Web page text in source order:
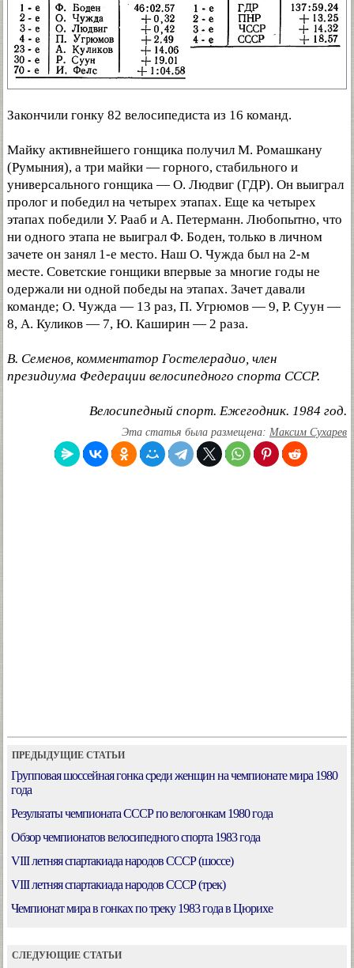
Закончили гонку 82 велосипедиста из 16 команд.
Майку активнейшего гонщика получил М. Ромашкану
(Румыния), а три майки — горного, стабильного и
универсального гонщика — О. Людвиг (ГДР). Он выиграл
пролог и победил на четырех этапах. Еще ка четырех
этапах победили У. Рааб и А. Петерманн. Любопытно, что
ни одного этапа не выиграл Ф. Боден, только в личном
зачете он занял 1-е место. Наш О. Чужда был на 2-м
месте. Советские гонщики впервые за многие годы не
одержали ни одной победы на этапах. Зачет давали
команде; О. Чужда — 13 раз, П. Угрюмов — 9, Р. Суун —
8, А. Куликов — 7, Ю. Каширин — 2 раза.
В. Семенов, комментатор Гостелерадио, член
президиума Федерации велосипедного спорта СССР.
Велосипедный спорт. Ежегодник. 1984 год.
Эта статья была размещена: Максим Сухарев
ПРЕДЫДУЩИЕ СТАТЬИ
Групповая шоссейная гонка среди женщин на чемпионате мира 1980
года
Результаты чемпионата СССР по велогонкам 1980 года
Обзор чемпионатов велосипедного спорта 1983 года
VIII летняя спартакиада народов СССР (шоссе)
VIII летняя спартакиада народов СССР (трек)
Чемпионат мира в гонках по треку 1983 года в Цюрихе
СЛЕДУЮЩИЕ СТАТЬИ